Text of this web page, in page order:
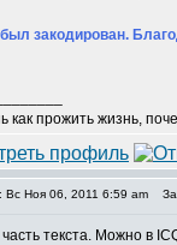
был закодирован.
как прожить жизнь,
Вс Ноя 06, 2011 6:59 am
текста. Можно в